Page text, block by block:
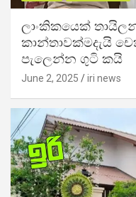
ලාංකිකයෙක්
කාන්තාවක්මදැයි
පැලෙන්න ගුටි කයි
June 2, 2025 iri news